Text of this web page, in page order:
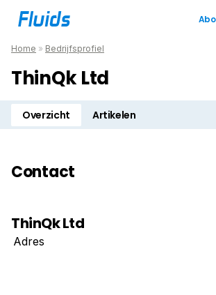
Home » Bedrijfsprofiel
ThinQk Ltd
Overzicht Artikelen
Contact
ThinQk Ltd
Adres